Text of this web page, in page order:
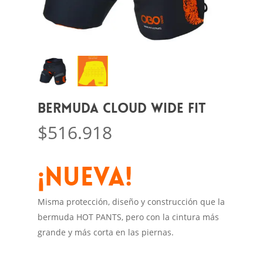
Bermuda CLOUD WIDE FIT
$516.918
¡NUEVA!
Misma protección, diseño y construcción que la
bermuda HOT PANTS, pero con la cintura más
grande y más corta en las piernas.